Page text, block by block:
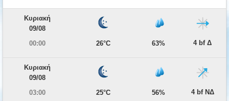
Κυριακή
09/08
00:00
26°C 63% 4 bf Δ
Κυριακή
09/08
03:00
25°C 56% 4 bf ΝΔ